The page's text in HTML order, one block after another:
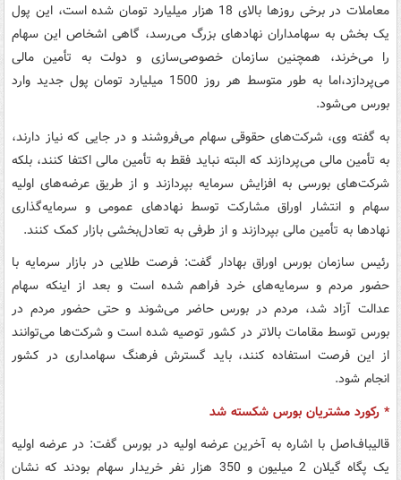
معاملات در برخی روزها بالای 18 هزار میلیارد تومان شده است، این پول
یک بخش به سهامداران نهادهای بزرگ می‌رسد، گاهی اشخاص این سهام
را می‌خرند، همچنین سازمان خصوصی‌سازی و دولت به تأمین مالی
می‌پردازد،‌اما به طور متوسط هر روز 1500 میلیارد تومان پول جدید وارد
بورس می‌شود.
به گفته وی، شرکت‌های حقوقی سهام می‌فروشند و در جایی که نیاز دارند،
به تأمین مالی می‌پردازند که البته نباید فقط به تأمین مالی اکتفا کنند، بلکه
شرکت‌های بورسی به افزایش سرمایه بپردازند و از طریق عرضه‌های اولیه
سهام و انتشار اوراق مشارکت توسط نهادهای عمومی و سرمایه‌گذاری
نهادها به تأمین مالی بپردازند و از طرفی به تعادل‌بخشی بازار کمک کنند.
رئیس سازمان بورس اوراق بهادار گفت: فرصت طلایی در بازار سرمایه با
حضور مردم و سرمایه‌های خرد فراهم شده است و بعد از اینکه سهام
عدالت آزاد شد، مردم در بورس حاضر می‌شوند و حتی حضور مردم در
بورس توسط مقامات بالاتر در کشور توصیه شده است و شرکت‌ها می‌توانند
از این فرصت استفاده کنند، باید گسترش فرهنگ سهامداری در کشور
انجام شود.
* رکورد مشتریان بورس شکسته شد
قالیباف‌اصل با اشاره به آخرین عرضه اولیه در بورس گفت: در عرضه اولیه
یک پگاه گیلان 2 میلیون و 350 هزار نفر خریدار سهام بودند که نشان